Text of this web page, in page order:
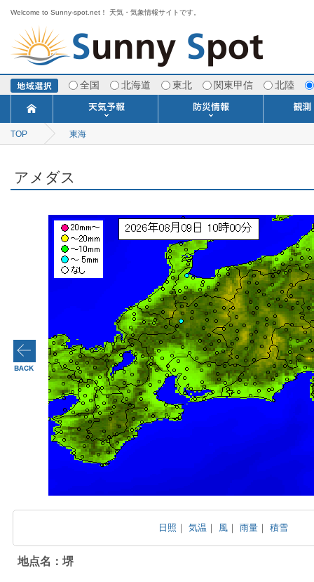
Welcome to Sunny-spot.net！ 天気・気象情報サイトです。
全国 北海道 東北 関東甲信 北陸
今日明日の天気
ポイント予報
週間天気予報
寒・暖候期予報
TOP 東海
アメダス
日照 ｜気温 ｜ 風 ｜雨量 ｜積雪
地点名：堺